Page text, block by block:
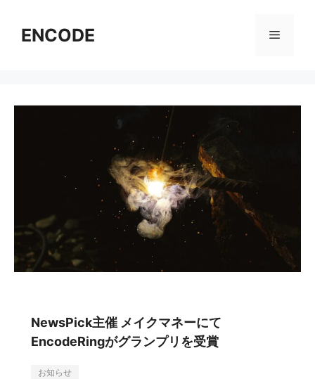
ENCODE メ
NewsPick主催 メイクマネーにて
EncodeRingがグランプリを受賞
お知らせ